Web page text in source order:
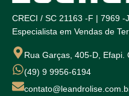
CRECI / SC 21163 -F | 7969 -
Especialista em Vendas de
Rua Garças, 405-D, Efapi.
(49) 9 9956-6194